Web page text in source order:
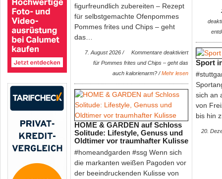
Mit Gewinnspiel! 50 Jahre Circus-Theater
Jubiläumstournee auch in Ludwigsburg
#roncalli #gewinnspiel Wenn sich der historische Zeltpalast des
vor der prachtvollen…
figurfreundlich zubereiten – Rezept
für selbstgemachte Ofenpommes
Pommes frites und Chips – geht
das…
7. August 2026 /
Kommentare deaktiviert
für Pommes frites und Chips – geht das
auch kalorienarm? /Mehr lesen
HOME & GARDEN auf Schloss
Solitude: Lifestyle, Genuss und
Oldtimer vor traumhafter Kulisse
#homeandgarden #ssg Wenn sich
die markanten weißen Pagoden vor
der beeindruckenden Kulisse von
Sport
sich an
von
bis hin
20.